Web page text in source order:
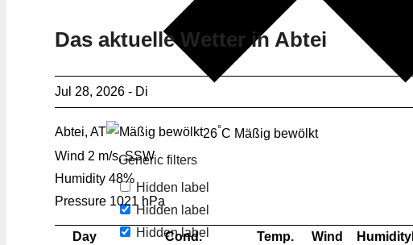
Generic filters
Hidden label
Hidden label
Hidden label
Das aktuelle Wetter in Abtei
Jul 28, 2026 - Di
Abtei, AT 26°C Mäßig bewölkt
Wind 2 m/s, SSW
Humidity 48%
Pressure 1021 hPa
Day Cond. Temp. Wind Humidity